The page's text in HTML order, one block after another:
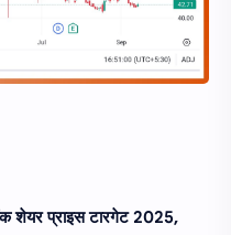
शेयर प्राइस टारगेट 2025,